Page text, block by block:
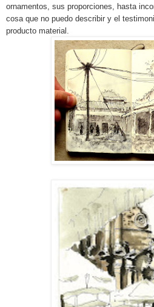
ornamentos, sus proporciones, hasta
cosa que no puedo describir y el
producto material.